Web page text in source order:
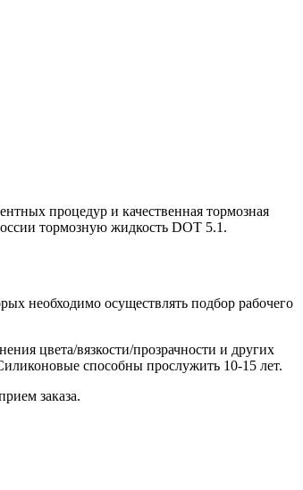
процедур и качественная тормозная
тормозную жидкость DOT 5.1.
необходимо осуществлять подбор рабочего
цвета/вязкости/прозрачности и других
способны прослужить 10-15 лет.
заказа.